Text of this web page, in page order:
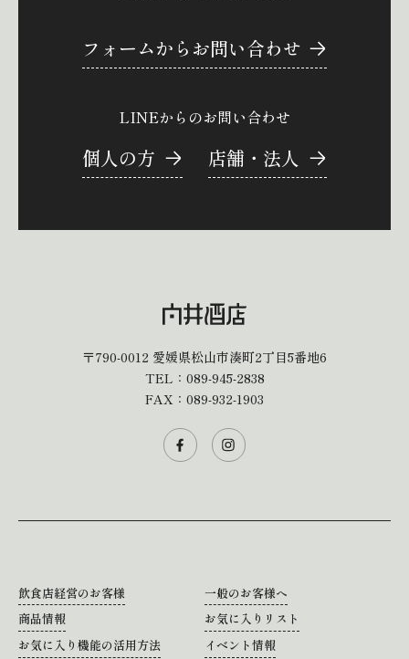
フォームからお問い合わせ
LINEからのお問い合わせ
個人の方 店舗・法人
〒790-0012 愛媛県松山市湊町2丁目5番地6
TEL： 089-945-2838
FAX：089-932-1903
飲食店経営のお客様
一般のお客様へ
商品情報
お気に入りリスト
お気に入り機能の活用方法
イベント情報